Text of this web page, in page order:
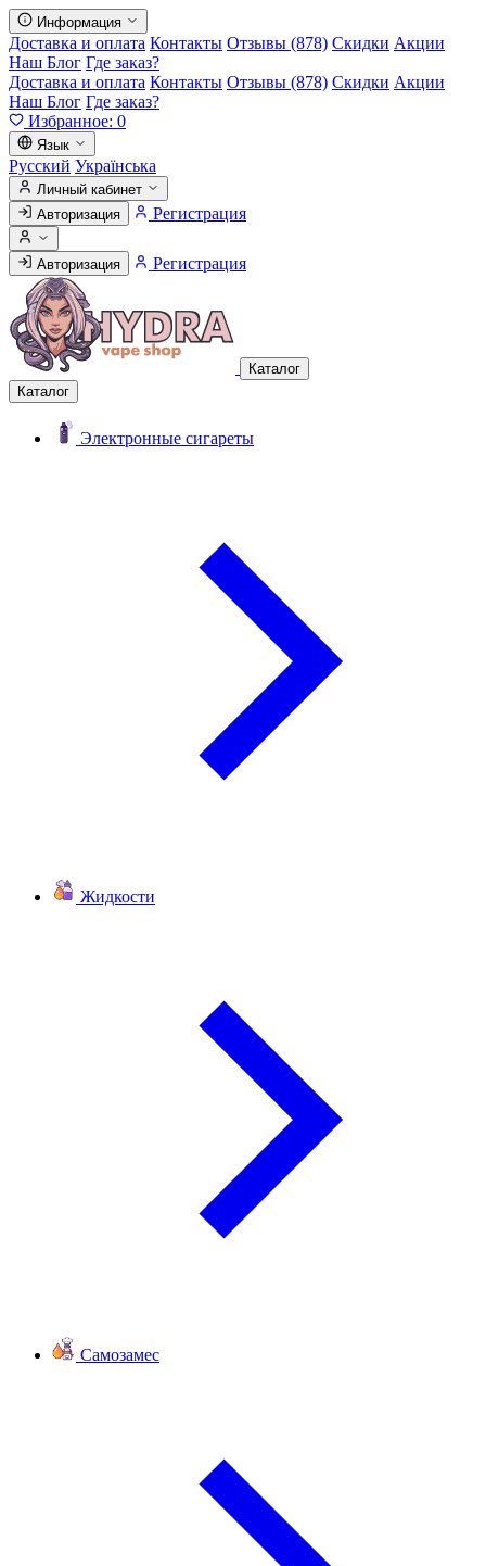
Информация
Доставка и оплата Контакты Отзывы (878) Скидки Акции
Наш Блог Где заказ?
Доставка и оплата Контакты Отзывы (878) Скидки Акции
Наш Блог Где заказ?
Избранное: 0
Язык
Русский Українська
Личный кабинет
Авторизация
Регистрация
Авторизация Регистрация
Каталог
Каталог
Электронные сигареты
Жидкости
Самозамес